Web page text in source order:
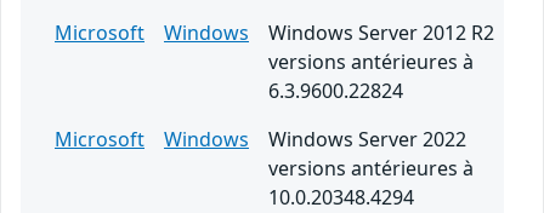
Microsoft
Windows
Windows Server 2012 R2
versions antérieures à
6.3.9600.22824
Microsoft
Windows
Windows Server 2022
versions antérieures à
10.0.20348.4294